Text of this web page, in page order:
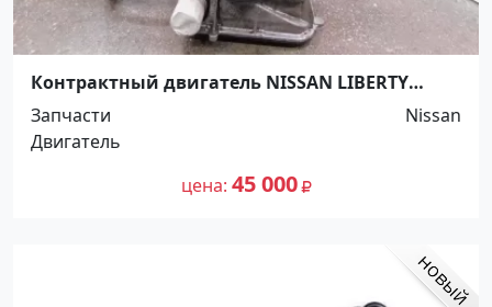
Контрактный двигатель NISSAN LIBERTY
QR20DE RNM12 Краснодар
Запчасти
Nissan
Двигатель
цена 45 000